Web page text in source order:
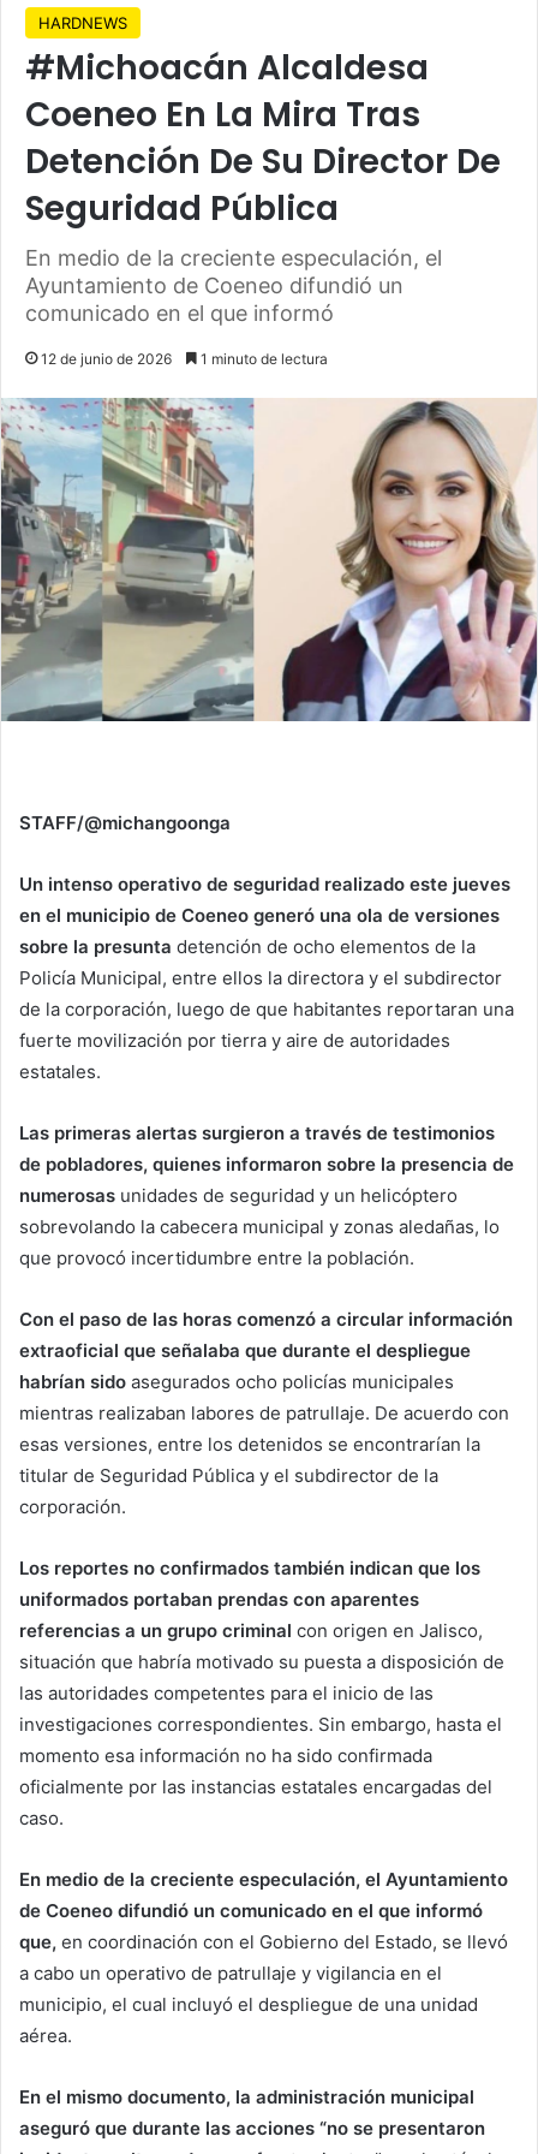
HARDNEWS
#Michoacán Alcaldesa
Coeneo En La Mira Tras
Detención De Su Director De
Seguridad Pública
En medio de la creciente especulación, el
Ayuntamiento de Coeneo difundió un
comunicado en el que informó
12 de junio de 2026 1 minuto de lectura
STAFF/@michangoonga
Un intenso operativo de seguridad realizado este jueves
en el municipio de Coeneo generó una ola de versiones
sobre la presunta detención de ocho elementos de la
Policía Municipal, entre ellos la directora y el subdirector
de la corporación, luego de que habitantes reportaran una
fuerte movilización por tierra y aire de autoridades
estatales.
Las primeras alertas surgieron a través de testimonios
de pobladores, quienes informaron sobre la presencia de
numerosas unidades de seguridad y un helicóptero
sobrevolando la cabecera municipal y zonas aledañas, lo
que provocó incertidumbre entre la población.
Con el paso de las horas comenzó a circular información
extraoficial que señalaba que durante el despliegue
habrían sido asegurados ocho policías municipales
mientras realizaban labores de patrullaje. De acuerdo con
esas versiones, entre los detenidos se encontrarían la
titular de Seguridad Pública y el subdirector de la
corporación.
Los reportes no confirmados también indican que los
uniformados portaban prendas con aparentes
referencias a un grupo criminal con origen en Jalisco,
situación que habría motivado su puesta a disposición de
las autoridades competentes para el inicio de las
investigaciones correspondientes. Sin embargo, hasta el
momento esa información no ha sido confirmada
oficialmente por las instancias estatales encargadas del
caso.
En medio de la creciente especulación, el Ayuntamiento
de Coeneo difundió un comunicado en el que informó
que, en coordinación con el Gobierno del Estado, se llevó
a cabo un operativo de patrullaje y vigilancia en el
municipio, el cual incluyó el despliegue de una unidad
aérea.
En el mismo documento, la administración municipal
aseguró que durante las acciones “no se presentaron